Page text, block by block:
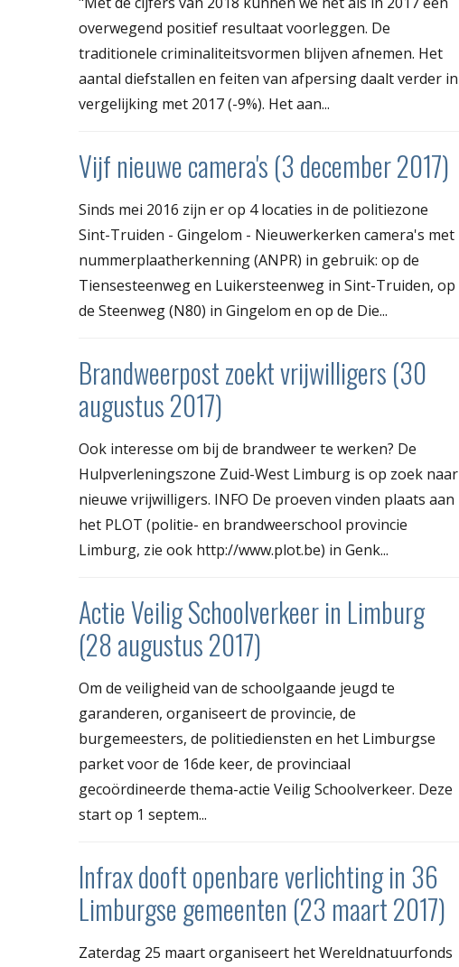
overwegend positief resultaat voorleggen. De
traditionele criminaliteitsvormen blijven afnemen. Het
aantal diefstallen en feiten van afpersing daalt verder in
vergelijking met 2017 (-9%). Het aan...
Vijf nieuwe camera's (3 december 2017)
Sinds mei 2016 zijn er op 4 locaties in de politiezone
Sint-Truiden - Gingelom - Nieuwerkerken camera's met
nummerplaatherkenning (ANPR) in gebruik: op de
Tiensesteenweg en Luikersteenweg in Sint-Truiden, op
de Steenweg (N80) in Gingelom en op de Die...
Brandweerpost zoekt vrijwilligers (30
augustus 2017)
Ook interesse om bij de brandweer te werken? De
Hulpverleningszone Zuid-West Limburg is op zoek naar
nieuwe vrijwilligers. INFO De proeven vinden plaats aan
het PLOT (politie- en brandweerschool provincie
Limburg, zie ook http://www.plot.be) in Genk...
Actie Veilig Schoolverkeer in Limburg
(28 augustus 2017)
Om de veiligheid van de schoolgaande jeugd te
garanderen, organiseert de provincie, de
burgemeesters, de politiediensten en het Limburgse
parket voor de 16de keer, de provinciaal
gecoördineerde thema-actie Veilig Schoolverkeer. Deze
start op 1 septem...
Infrax dooft openbare verlichting in 36
Limburgse gemeenten (23 maart 2017)
Zaterdag 25 maart organiseert het Wereldnatuurfonds